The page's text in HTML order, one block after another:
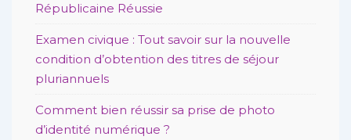
Républicaine Réussie
Examen civique : Tout savoir sur la nouvelle
condition d’obtention des titres de séjour
pluriannuels
Comment bien réussir sa prise de photo
d’identité numérique ?